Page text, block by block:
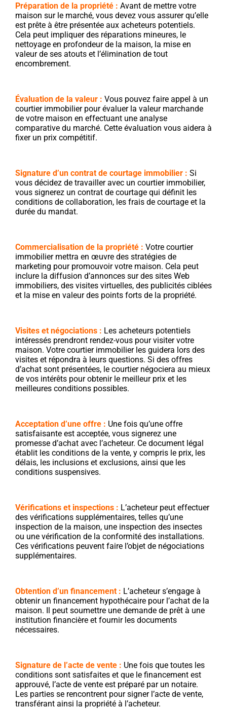
Préparation de la propriété : Avant de mettre votre
maison sur le marché, vous devez vous assurer qu’elle
est prête à être présentée aux acheteurs potentiels.
Cela peut impliquer des réparations mineures, le
nettoyage en profondeur de la maison, la mise en
valeur de ses atouts et l’élimination de tout
encombrement.
Évaluation de la valeur : Vous pouvez faire appel à un
courtier immobilier pour évaluer la valeur marchande
de votre maison en effectuant une analyse
comparative du marché. Cette évaluation vous aidera à
fixer un prix compétitif.
Signature d’un contrat de courtage immobilier : Si
vous décidez de travailler avec un courtier immobilier,
vous signerez un contrat de courtage qui définit les
conditions de collaboration, les frais de courtage et la
durée du mandat.
Commercialisation de la propriété : Votre courtier
immobilier mettra en œuvre des stratégies de
marketing pour promouvoir votre maison. Cela peut
inclure la diffusion d’annonces sur des sites Web
immobiliers, des visites virtuelles, des publicités ciblées
et la mise en valeur des points forts de la propriété.
Visites et négociations : Les acheteurs potentiels
intéressés prendront rendez-vous pour visiter votre
maison. Votre courtier immobilier les guidera lors des
visites et répondra à leurs questions. Si des offres
d’achat sont présentées, le courtier négociera au mieux
de vos intérêts pour obtenir le meilleur prix et les
meilleures conditions possibles.
Acceptation d’une offre : Une fois qu’une offre
satisfaisante est acceptée, vous signerez une
promesse d’achat avec l’acheteur. Ce document légal
établit les conditions de la vente, y compris le prix, les
délais, les inclusions et exclusions, ainsi que les
conditions suspensives.
Vérifications et inspections : L’acheteur peut effectuer
des vérifications supplémentaires, telles qu’une
inspection de la maison, une inspection des insectes
ou une vérification de la conformité des installations.
Ces vérifications peuvent faire l’objet de négociations
supplémentaires.
Obtention d’un financement : L’acheteur s’engage à
obtenir un financement hypothécaire pour l’achat de la
maison. Il peut soumettre une demande de prêt à une
institution financière et fournir les documents
nécessaires.
Signature de l’acte de vente : Une fois que toutes les
conditions sont satisfaites et que le financement est
approuvé, l’acte de vente est préparé par un notaire.
Les parties se rencontrent pour signer l’acte de vente,
transférant ainsi la propriété à l’acheteur.